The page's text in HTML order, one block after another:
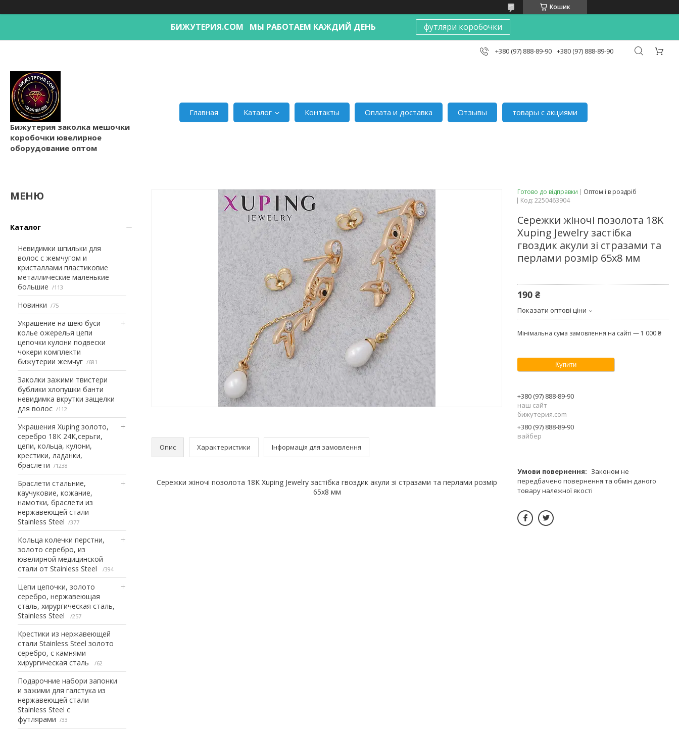
Кошик
БИЖУТЕРИЯ.COM МЫ РАБОТАЕМ КАЖДИЙ ДЕНЬ футляри коробочки
+380 (97) 888-89-90 +380 (97) 888-89-90
Бижутерия заколка мешочки
коробочки ювелирное
оборудование оптом
Главная Каталог Контакты Оплата и доставка Отзывы товары с акциями
Каталог
Невидимки шпильки для
волос с жемчугом и
кристаллами пластиковие
металлические маленькие
большие
113
Новинки 75
Украшение на шею буси
колье ожерелья цепи
цепочки кулони подвески
чокери комплекти
бижутерии жемчуг
681
Заколки зажими твистери
бублики хлопушки банти
невидимка вкрутки защелки
для волос
112
Украшения Xuping золото,
серебро 18К 24К,серьги,
цепи, кольца, кулони,
крестики, ладанки,
браслети
1238
Браслети стальние,
каучуковие, кожание,
намотки, браслети из
нержавеющей стали
Stainless Steel
377
Кольца колечки перстни,
золото серебро, из
ювелирной медицинской
стали от Stainless Steel
394
Цепи цепочки, золото
серебро, нержавеющая
сталь, хирургическая сталь,
Stainless Steel
257
Крестики из нержавеющей
стали Stainless Steel золото
серебро, с камнями
хирургическая сталь
62
Подарочние набори запонки
и зажими для галстука из
нержавеющей стали
Stainless Steel с
футлярами
33
Опис Характеристики Інформація для замовлення
Сережки жіночі позолота 18K Xuping Jewelry застібка гвоздик акули зі стразами та перлами розмір
65х8 мм
Готово до відправки
Оптом і в роздріб
Код: 2250463904
Сережки жіночі позолота 18K
Xuping Jewelry застібка
гвоздик акули зі стразами та
перлами розмір 65х8 мм
190 ₴
Показати оптові ціни
Мінімальна сума замовлення на сайті — 1 000 ₴
Купити
+380 (97) 888-89-90
наш сайт
бижутерия.com
+380 (97) 888-89-90
вайбер
Законом не
передбачено повернення та обмін даного
товару належної якості